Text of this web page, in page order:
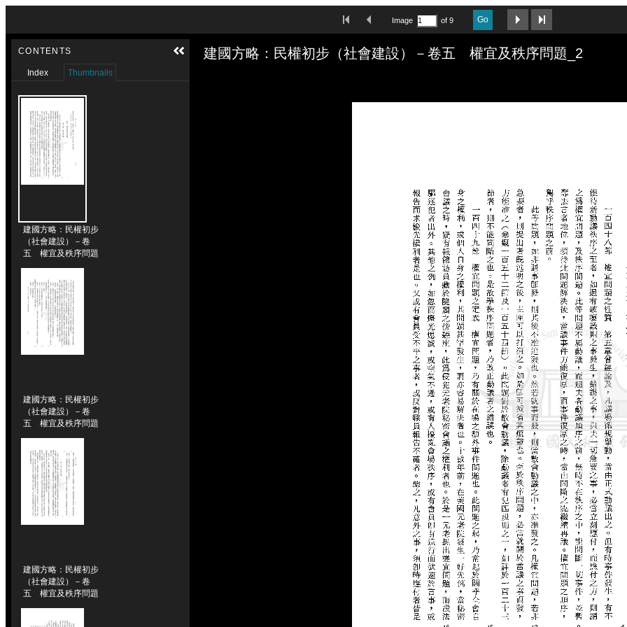
First ImagePrevious Image
Image of 9 Go
Next Image
Media Viewer
建國方略：民權初步（社會建設）－卷五 權宜及秩序問題_2
CONTENTS
Index Thumbnails
建國方略：民權初步
（社會建設）－卷
五 權宜及秩序問題
建國方略：民權初步
（社會建設）－卷
五 權宜及秩序問題
建國方略：民權初步
（社會建設）－卷
五 權宜及秩序問題